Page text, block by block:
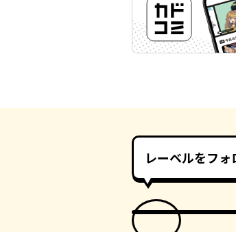
レーベルをフォ